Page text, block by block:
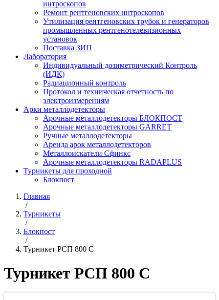
интроскопов
Ремонт рентгеновских интроскопов
Утилизация рентгеновских трубок и генераторов
промышленных рентгенотелевизионных
установок
Поставка ЗИП
Лаборатория
Индивидуальный дозиметрический Контроль
(ИДК)
Радиационный контроль
Протокол и техническая отчетность по
электроизмерениям
Арки металлодетекторы
Арочные металлодетекторы БЛОКПОСТ
Арочные металлодетекторы GARRET
Ручные металлодетекторы
Аренда арок металлодетекторов
Металлоискатели Сфинкс
Арочные металлодетекторы RADAPLUS
Турникеты для проходной
Блокпост
Главная
/
Турникеты
/
Блокпост
/
Турникет РСП 800 С
Турникет РСП 800 С